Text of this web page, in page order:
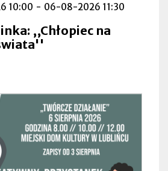
10:00 - 06-08-2026 11:30
,,Chłopiec na